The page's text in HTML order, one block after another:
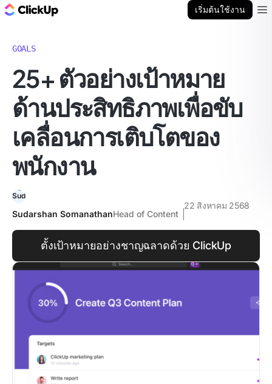
เริ่มต้นใช้งาน
GOALS
25+ ตัวอย่างเป้าหมาย
ด้านประสิทธิภาพเพื่อขับ
เคลื่อนการเติบโตของ
พนักงาน
Sudarshan SomanathanHead of Content
22 สิงหาคม 2568
ตั้งเป้าหมายอย่างชาญฉลาดด้วย ClickUp